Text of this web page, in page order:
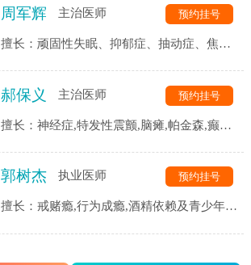
周军辉 主治医师
擅长：顽固性失眠、抑郁症、抽动症、焦虑
等精神心理疾病的诊断与治疗。
预约挂号
郝保义 主治医师
擅长：神经症,特发性震颤,脑瘫,帕金森,癫痫,
预约挂号
郭树杰 执业医师
擅长：戒赌瘾,行为成瘾,酒精依赖及青少年网
预约挂号